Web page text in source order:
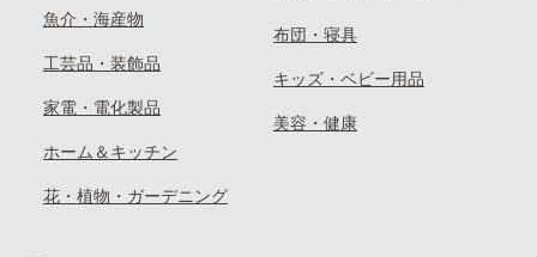
魚介・海産物
工芸品・装飾品
家電・電化製品
ホーム＆キッチン
花・植物・ガーデニング
布団・寝具
キッズ・ベビー用品
美容・健康